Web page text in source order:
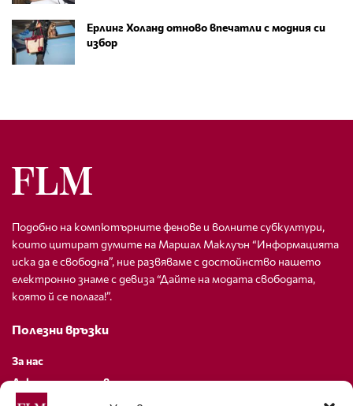
Ерлинг Холанд отново впечатли с модния си
избор
Подобно на компютърните фенове и волните субкултури,
които цитират думите на Маршал Маклуън “Информацията
иска да е свободна”, ние развяваме с достойнство нашето
електронно знаме с девиза “Дайте на модата свободата,
която й се полага!”.
Полезни връзки
За нас
Декларация за поверителност